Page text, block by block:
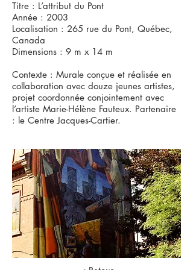
Titre : L’attribut du Pont
Année : 2003
Localisation : 265 rue du Pont, Québec,
Canada
Dimensions : 9 m x 14 m
Contexte : Murale conçue et réalisée en
collaboration avec douze jeunes artistes,
projet coordonnée conjointement avec
l’artiste Marie-Hélène Fauteux. Partenaire
: le Centre Jacques-Cartier.